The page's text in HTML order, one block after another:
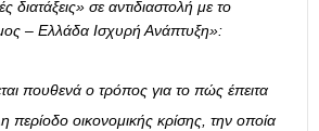
διατάξεις» σε αντιδιαστολή με το
– Ελλάδα Ισχυρή Ανάπτυξη»:
πουθενά ο τρόπος για το πώς έπειτα
περίοδο οικονομικής κρίσης, την οποία